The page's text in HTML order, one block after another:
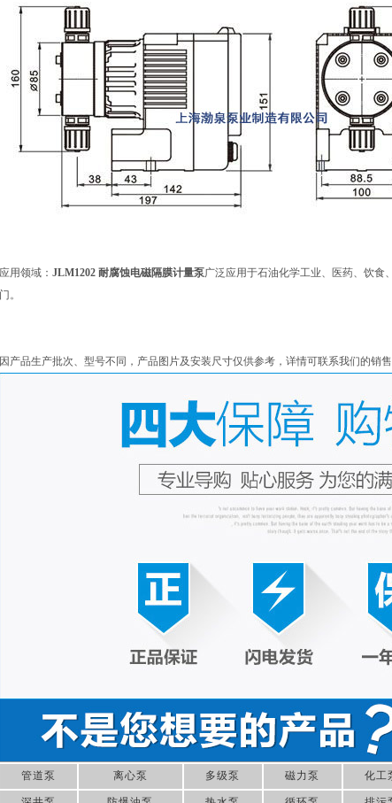
应用领域： JLM1202 耐腐蚀电磁隔膜计量泵广泛应用于石油化学工业、医药、饮食
门。
因产品生产批次、型号不同，产品图片及安装尺寸仅供参考，详情可联系我们的销
管道泵 离心泵 多级泵 磁力泵 化工